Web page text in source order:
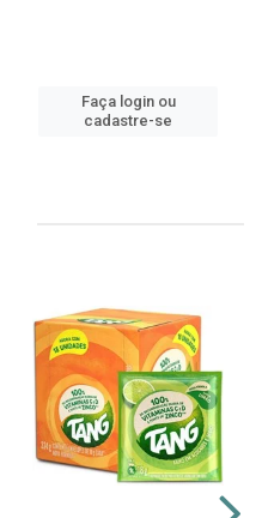
Faça login ou
cadastre-se